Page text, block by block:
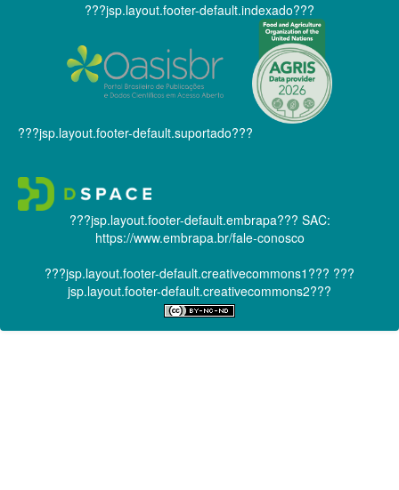
???jsp.layout.footer-default.indexado???
???jsp.layout.footer-default.suportado???
???jsp.layout.footer-default.embrapa??? SAC:
https://www.embrapa.br/fale-conosco
???jsp.layout.footer-default.creativecommons1??? ???
jsp.layout.footer-default.creativecommons2???